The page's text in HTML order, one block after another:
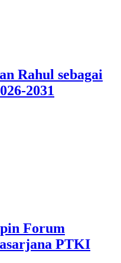
Rahul sebagai
2031
Forum
PTKI